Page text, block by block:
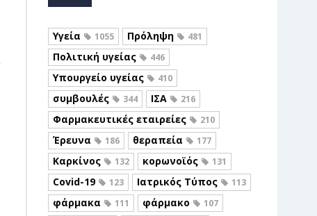
Υγεία 1055 Πρόληψη 481
Πολιτική υγείας 446
Υπουργείο υγείας 410
συμβουλές 344 ΙΣΑ 216
Φαρμακευτικές εταιρείες 210
Έρευνα 186 θεραπεία 177
Καρκίνος 132 κορωνοϊός 131
Covid-19 123 Ιατρικός Τύπος 113
φάρμακα 111 φάρμακο 107